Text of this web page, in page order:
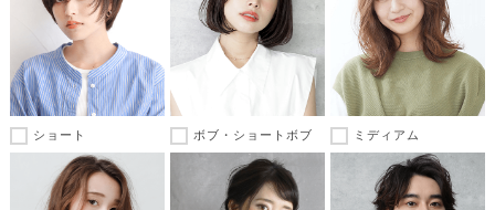
ショート ボブ・ショートボブ ミディアム